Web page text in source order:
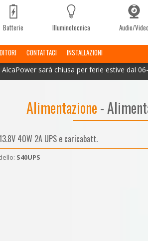
AlcaPower sarà chiusa per ferie estive dal
Batterie Illuminotecnica Audio/Video
CONTATTACI INSTALLAZIONI
Alimentazione-
40W 2A UPS e caricabatt.
S40UPS